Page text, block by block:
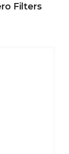
Filters